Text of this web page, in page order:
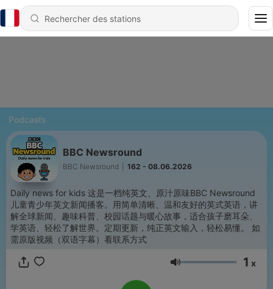
Podcasts
BBC Newsround
BBC Newsround 162 - 08.06.2026
Daily news for kids 这是一档纯英文、原汁原味BBC Newsround
儿童青少年英文新闻播客。用简单清晰、温和友好的英式英语，讲
解全球新闻、趣味科普、校园话题与暖心故事，适合孩子磨耳朵、
学英语、轻松了解世界。定期更新，纯正英文输入，轻松易懂。 如
需原版视频（双语字幕）看联系方式
Volume 1 x